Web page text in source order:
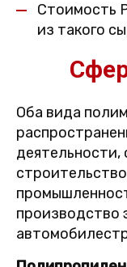
Стоимость
из такого
Оба вида
производство